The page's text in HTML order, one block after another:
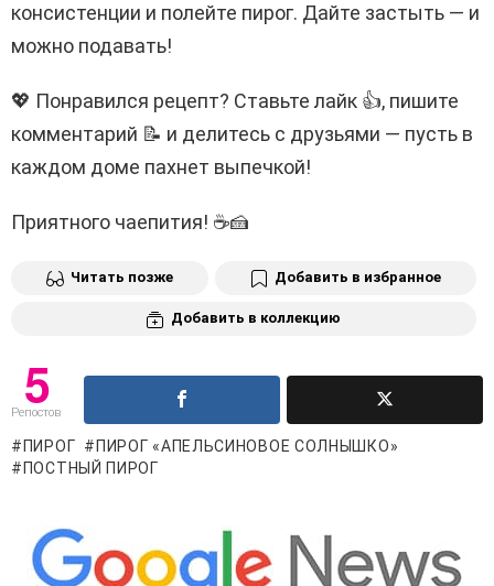
консистенции и полейте пирог. Дайте застыть — и
можно подавать!
💖 Понравился рецепт? Ставьте лайк 👍, пишите
комментарий 📝 и делитесь с друзьями — пусть в
каждом доме пахнет выпечкой!
Приятного чаепития! ☕🍰
Читать позже Добавить в избранное
Добавить в коллекцию
5
Репостов
ПИРОГ
ПИРОГ «АПЕЛЬСИНОВОЕ СОЛНЫШКО»
ПОСТНЫЙ ПИРОГ